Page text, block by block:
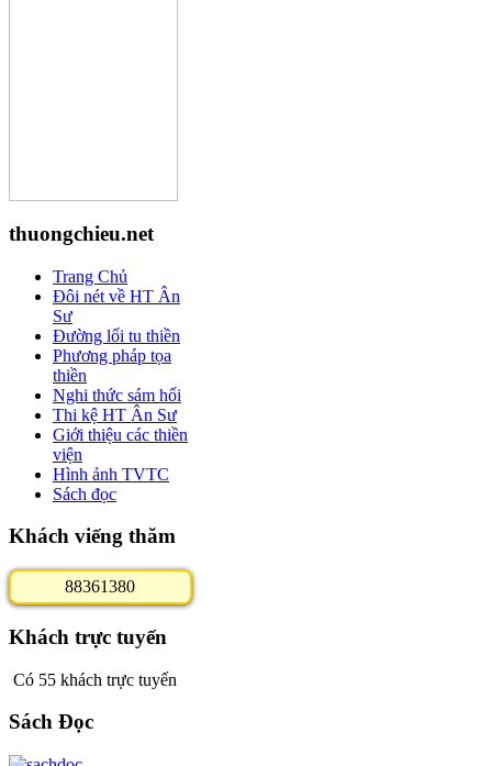
thuongchieu.net
Trang Chủ
Đôi nét về HT Ân
Sư
Đường lối tu thiền
Phương pháp tọa
thiền
Nghi thức sám hối
Thi kệ HT Ân Sư
Giới thiệu các thiền
viện
Hình ảnh TVTC
Sách đọc
Khách viếng thăm
88361380
Khách trực tuyến
Có 55 khách trực tuyến
Sách Đọc